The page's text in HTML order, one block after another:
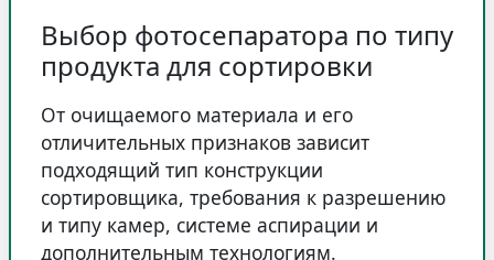
Выбор фотосепаратора по типу
продукта для сортировки
От очищаемого материала и его
отличительных признаков зависит
подходящий тип конструкции
сортировщика, требования к разрешению
и типу камер, системе аспирации и
дополнительным технологиям.